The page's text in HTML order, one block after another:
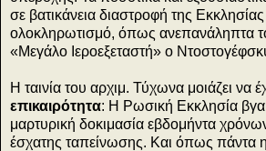
σε βατικάνεια διαστροφή της
ολοκληρωτισμό, όπως ανεπανάληπτα
«Μεγάλο Ιεροεξεταστή» ο
Η ταινία του αρχιμ. Τύχωνα μοιάζει να
επικαιρότητα: Η Ρωσική Εκκλησία
μαρτυρική δοκιμασία εβδομήντα
έσχατης ταπείνωσης. Και όπως πάντα